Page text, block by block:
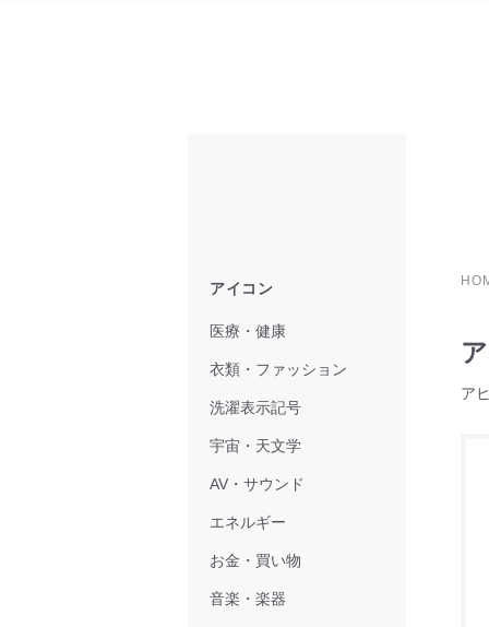
ア
アイコン
医療・健康
衣類・ファッション
洗濯表示記号
宇宙・天文学
AV・サウンド
エネルギー
お金・買い物
音楽・楽器